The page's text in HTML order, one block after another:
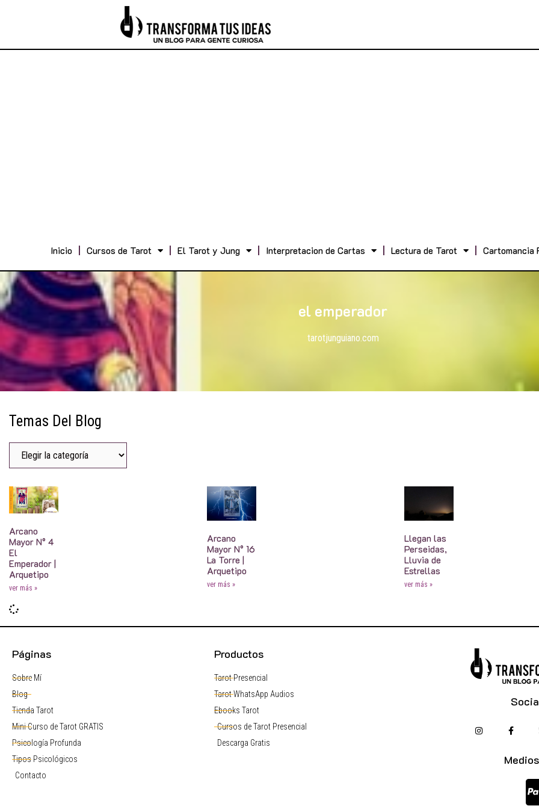
Inicio Cursos de Tarot El Tarot y Jung Interpretacion de Cartas Lectura de Tarot Cartomancia
el emperador
tarotjunguiano.com
Temas Del Blog
Arcano
Mayor N° 4
El
Emperador |
Arquetipo
ver más »
Arcano
Mayor N° 16
La Torre |
Arquetipo
ver más »
Llegan las
Perseidas,
Lluvia de
Estrellas
ver más »
Páginas
Sobre Mí
Blog
Tienda Tarot
Mini Curso de Tarot GRATIS
Psicología Profunda
Tipos Psicológicos
Contacto
Productos
Tarot Presencial
Tarot WhatsApp Audios
Ebooks Tarot
Cursos de Tarot Presencial
Descarga Gratis